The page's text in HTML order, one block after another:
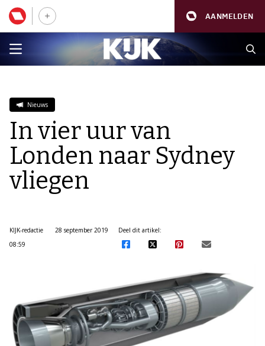
AANMELDEN
Nieuws
In vier uur van
Londen naar Sydney
vliegen
KIJK-redactie
28 september 2019
08:59
Deel dit artikel: